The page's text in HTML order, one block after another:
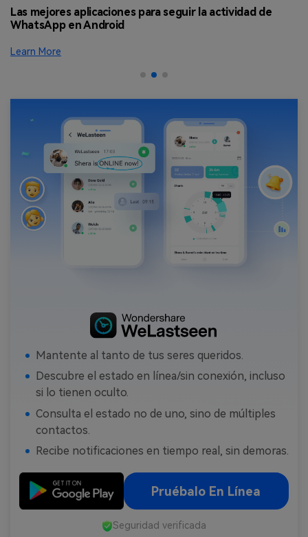
Las mejores aplicaciones para seguir la actividad de
WhatsApp en Android
Learn More
Mantente al tanto de tus seres queridos.
Descubre el estado en línea/sin conexión, incluso
si lo tienen oculto.
Consulta el estado no de uno, sino de múltiples
contactos.
Recibe notificaciones en tiempo real, sin demoras.
Pruébalo En Línea
Seguridad verificada